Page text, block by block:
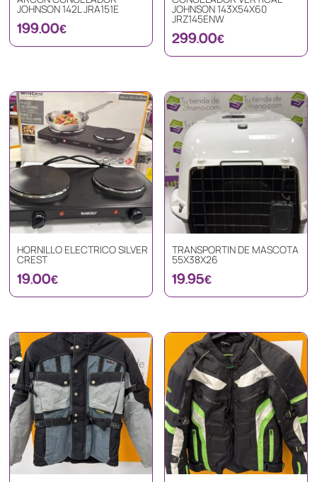
JOHNSON 142L JRA151E
199.00€
JOHNSON 143X54X60
JRZ145ENW
299.00€
HORNILLO ELECTRICO SILVER
CREST
19.00€
TRANSPORTIN DE MASCOTA
55X38X26
19.95€